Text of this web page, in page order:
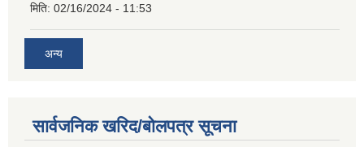
मिति: 02/16/2024 - 11:53
अन्य
सार्वजनिक खरिद/बोलपत्र सूचना